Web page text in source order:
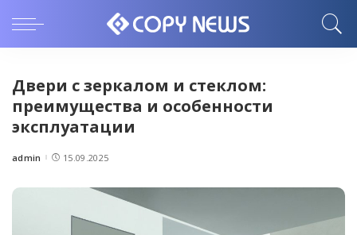
Двери с зеркалом и стеклом:
преимущества и особенности
эксплуатации
Posted
admin 15.09.2025